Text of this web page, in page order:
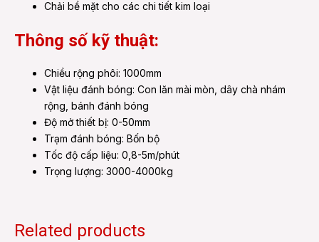
Chải bề mặt cho các chi tiết kim loại
Thông số kỹ thuật:
Chiều rộng phôi: 1000mm
Vật liệu đánh bóng: Con lăn mài mòn, dây chà nhám
rộng, bánh đánh bóng
Độ mở thiết bị: 0-50mm
Trạm đánh bóng: Bốn bộ
Tốc độ cấp liệu: 0,8-5m/phút
Trọng lượng: 3000-4000kg
Related products